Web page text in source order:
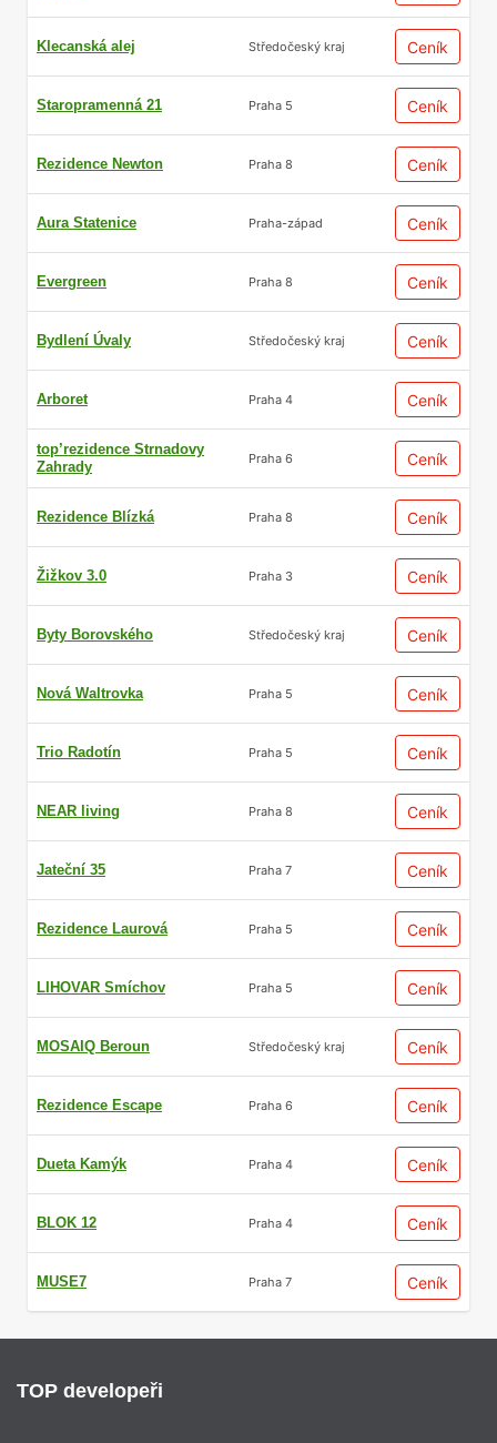
Klecanská alej Středočeský kraj Ceník
Staropramenná 21 Praha 5 Ceník
Rezidence Newton Praha 8 Ceník
Aura Statenice Praha-západ Ceník
Evergreen Praha 8 Ceník
Bydlení Úvaly Středočeský kraj Ceník
Arboret Praha 4 Ceník
top’rezidence Strnadovy
Zahrady
Praha 6 Ceník
Rezidence Blízká Praha 8 Ceník
Žižkov 3.0 Praha 3 Ceník
Byty Borovského Středočeský kraj Ceník
Nová Waltrovka Praha 5 Ceník
Trio Radotín Praha 5 Ceník
NEAR living Praha 8 Ceník
Jateční 35 Praha 7 Ceník
Rezidence Laurová Praha 5 Ceník
LIHOVAR Smíchov Praha 5 Ceník
MOSAIQ Beroun Středočeský kraj Ceník
Rezidence Escape Praha 6 Ceník
Dueta Kamýk Praha 4 Ceník
BLOK 12 Praha 4 Ceník
MUSE7 Praha 7 Ceník
TOP developeři